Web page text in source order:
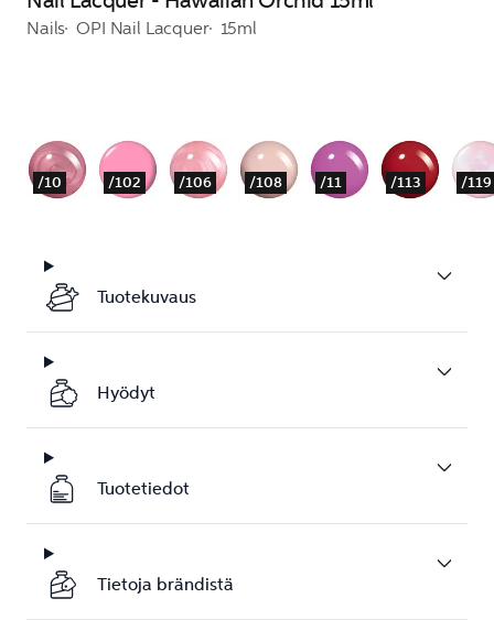
Nails OPI Nail Lacquer 15ml
/10 /102 /106 /108 /11 /113 /119
Tuotekuvaus
Hyödyt
Tuotetiedot
Tietoja brändistä